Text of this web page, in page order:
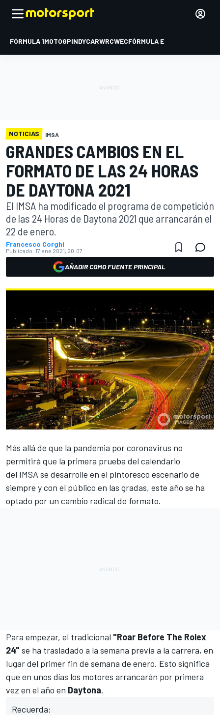
FÓRMULA 1MOTOGPINDYCARWRCWECFÓRMULA E
NOTICIAS IMSA
GRANDES CAMBIOS EN EL
FORMATO DE LAS 24 HORAS
DE DAYTONA 2021
El IMSA ha modificado el programa de competición
de las 24 Horas de Daytona 2021 que arrancarán el
22 de enero.
Francesco Corghi
Publicado: 17 ene 2021, 20:07
AÑADIR COMO FUENTE PRINCIPAL
Más allá de que la pandemia por coronavirus no
permitirá que la primera prueba del calendario
del IMSA se desarrolle en el pintoresco escenario de
siempre y con el público en las gradas, este año se ha
optado por un cambio radical de formato.
Para empezar, el tradicional "Roar Before The Rolex
24" se ha trasladado a la semana previa a la carrera, en
lugar del primer fin de semana de enero. Esto significa
que en unos días los motores arrancarán por primera
vez en el año en Daytona.
Recuerda: